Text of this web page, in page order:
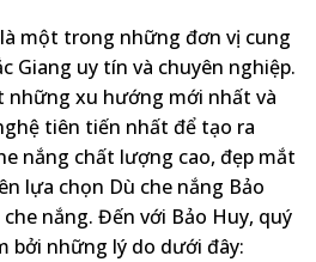
một trong những đơn vị cung
Giang uy tín và chuyên nghiệp.
những xu hướng mới nhất và
tiên tiến nhất để tạo ra
nắng chất lượng cao, đẹp mắt
lựa chọn Dù che nắng Bảo
nắng. Đến với Bảo Huy, quý
bởi những lý do dưới đây: